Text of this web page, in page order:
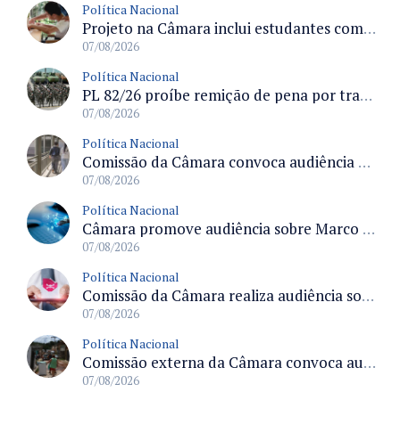
Política Nacional
Projeto na Câmara inclui estudantes com deficiência no regime escolar especial da LDB e estabelece critérios para frequência
07/08/2026
Política Nacional
PL 82/26 proíbe remição de pena por trabalho em funções militares para condenados por crimes contra o Estado Democrático de Direito
07/08/2026
Política Nacional
Comissão da Câmara convoca audiência para discutir misoginia nas escolas e universidades após divulgação de listas misóginas
07/08/2026
Política Nacional
Câmara promove audiência sobre Marco de Fomento à Economia Digital e impactos da inteligência artificial
07/08/2026
Política Nacional
Comissão da Câmara realiza audiência sobre apostas online para medir o tamanho do mercado ilegal
07/08/2026
Política Nacional
Comissão externa da Câmara convoca audiência pública sobre chuvas na Zona da Mata de Minas Gerais e impactos em Juiz de Fora
07/08/2026